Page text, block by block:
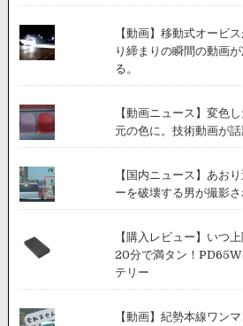
【動画】移動式オービ
り締まりの瞬間の動画
る。
【動画ニュース】変色
元の色に。技術動画が話
【国内ニュース】あお
ーを破壊する男が撮影さ
【購入レビュー】いつ
20分で満タン！
テリー
【動画】紀勢本線ワン